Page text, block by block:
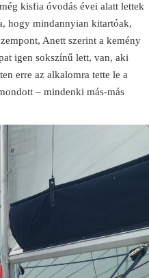
kisfia óvodás évei alatt lettek
hogy mindannyian kitartóak,
Anett szerint a kemény
igen sokszínű lett, van, aki
erre az alkalomra tette le a
– mindenki más-más